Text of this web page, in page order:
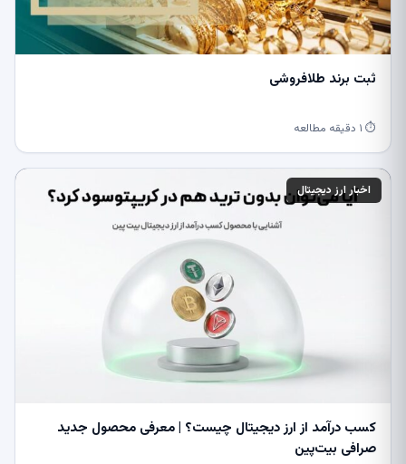
ثبت برند طلافروشی
⏱ ۱ دقیقه مطالعه
اخبار ارز دیجیتال
کسب درآمد از ارز دیجیتال چیست؟ | معرفی محصول جدید
صرافی بیت‌پین